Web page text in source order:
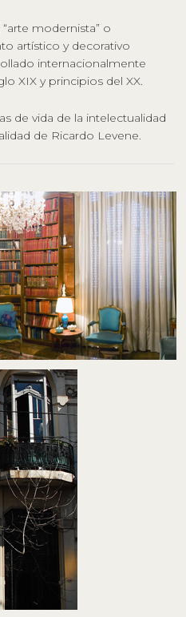
modernista” o
artístico y decorativo
internacionalmente
XIX y principios del XX.
de vida de la intelectualidad
de Ricardo Levene.